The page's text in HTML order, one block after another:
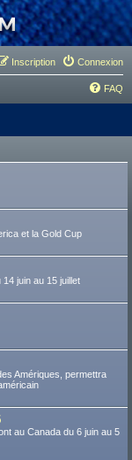
Connexion
Inscription
FAQ
et la Gold Cup
juin au 15 juillet
Amériques, permettra
au Canada du 6 juin au 5